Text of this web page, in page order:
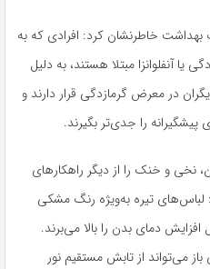
بهداشت خاطرنشان کرد: افرادی که به
یا آنفلوانزا مبتلا هستند، به دلیل
در معرض گرمازدگی قرار دارند و
را جدی‌تر بگیرند.
نخی و خنک را از دیگر راهکارهای
تیره به‌ویژه رنگ مشکی
دمای بدن را بالا می‌برند.
می‌تواند از تابش مستقیم نور